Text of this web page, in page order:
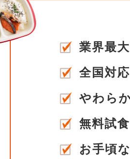
業界最
全国対応
やわら
無料試
お手頃